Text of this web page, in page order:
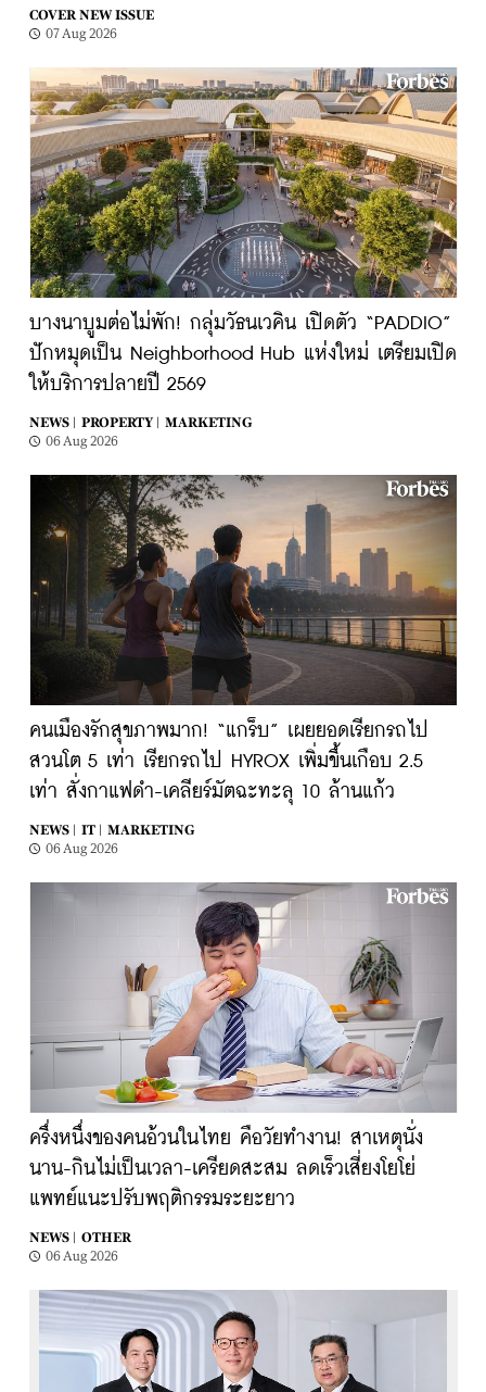
COVER NEW ISSUE
07 Aug 2026
บางนาบูมต่อไม่พัก! กลุ่มวัธนเวคิน เปิดตัว “PADDIO”
ปักหมุดเป็น Neighborhood Hub แห่งใหม่ เตรียมเปิด
ให้บริการปลายปี 2569
NEWS | PROPERTY |
MARKETING
06 Aug 2026
คนเมืองรักสุขภาพมาก! “แกร็บ” เผยยอดเรียกรถไป
สวนโต 5 เท่า เรียกรถไป HYROX เพิ่มขึ้นเกือบ 2.5
เท่า สั่งกาแฟดำ-เคลียร์มัตฉะทะลุ 10 ล้านแก้ว
NEWS | IT |
MARKETING
06 Aug 2026
ครึ่งหนึ่งของคนอ้วนในไทย คือวัยทำงาน! สาเหตุนั่ง
นาน-กินไม่เป็นเวลา-เครียดสะสม ลดเร็วเสี่ยงโยโย่
แพทย์แนะปรับพฤติกรรมระยะยาว
NEWS |
OTHER
06 Aug 2026